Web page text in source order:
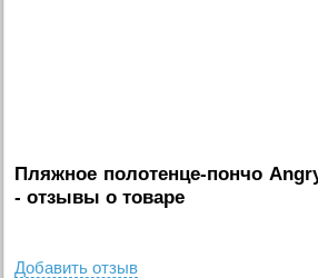
Пляжное полотенце-пончо
- отзывы о товаре
Добавить отзыв